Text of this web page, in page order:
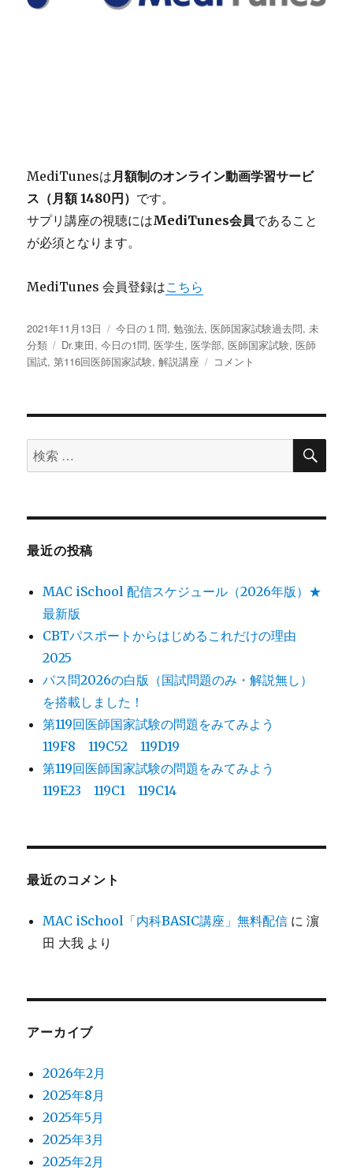
MediTunesは月額制のオンライン動画学習サービ
ス（月額 1480円） です。
サプリ講座の視聴にはMediTunes会員であること
が必須となります。
MediTunes 会員登録はこちら
投
稿
日:
2021年11月13日
カ
テ
ゴ
今日の１問,勉強法,医師国家試験過去問,未
分類
タ
グ
Dr.東田,今日の1問,医学生,医学部,医師国家試験,医師
国試,第116回医師国家試験,解説講座
祝・
の
問」
コメント
検
索
象:
検
最近の投稿
MAC iSchool 配信スケジュール（2026年版）★
最新版
CBTパスポートからはじめるこれだけの理由
2025
パス問2026の白版（国試問題のみ・解説無し）
を搭載しました！
第119回医師国家試験の問題をみてみよう
119F8 119C52 119D19
第119回医師国家試験の問題をみてみよう
119E23 119C1 119C14
最近のコメント
MAC iSchool「内科BASIC講座」無料配信 に濵
田 大我 より
アーカイブ
2026年2月
2025年8月
2025年5月
2025年3月
2025年2月